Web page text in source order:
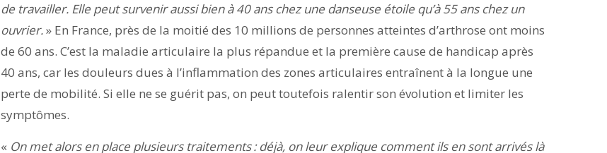
de travailler. Elle peut survenir aussi bien à 40 ans chez une danseuse étoile qu’à 55 ans chez un
ouvrier.» En France, près de la moitié des 10 millions de personnes atteintes d’arthrose ont moins
de 60 ans. C’est la maladie articulaire la plus répandue et la première cause de handicap après
40 ans, car les douleurs dues à l’inflammation des zones articulaires entraînent à la longue une
perte de mobilité. Si elle ne se guérit pas, on peut toutefois ralentir son évolution et limiter les
symptômes.
« On met alors en place plusieurs traitements : déjà, on leur explique comment ils en sont arrivés là